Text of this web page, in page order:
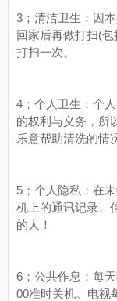
3；清洁卫生：因
回家后再做打扫(
打扫一次。
4；个人卫生：个
的权利与义务，所
乐意帮助清洗的
5；个人隐私：在
机上的通讯记录、
的人！
6；公共作息：每
00准时关机。电视